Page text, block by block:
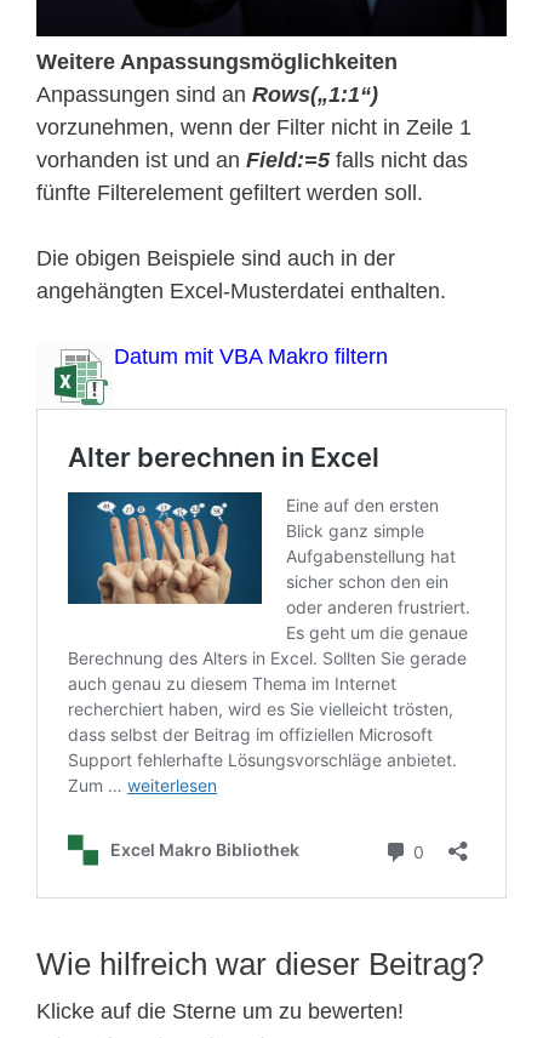
Weitere Anpassungsmöglichkeiten
Anpassungen sind an Rows(„1:1“)
vorzunehmen, wenn der Filter nicht in Zeile 1
vorhanden ist und an Field:=5falls nicht das
fünfte Filterelement gefiltert werden soll.
Die obigen Beispiele sind auch in der
angehängten Excel-Musterdatei enthalten.
Datum mit VBA Makro filtern
Wie hilfreich war dieser Beitrag?
Klicke auf die Sterne um zu bewerten!